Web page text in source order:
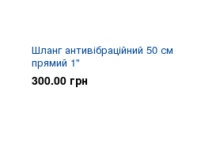
Шланг антивібраційний 50 см
прямий 1"
300.00 грн